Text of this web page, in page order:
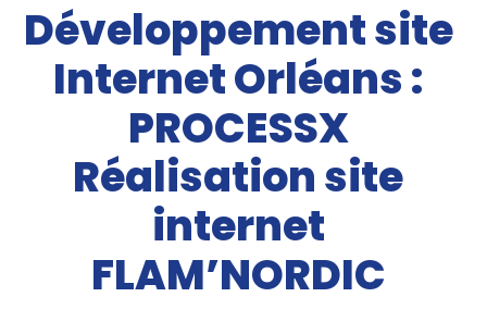
Développement site
Internet Orléans :
PROCESSX
Réalisation site
internet
FLAM’NORDIC